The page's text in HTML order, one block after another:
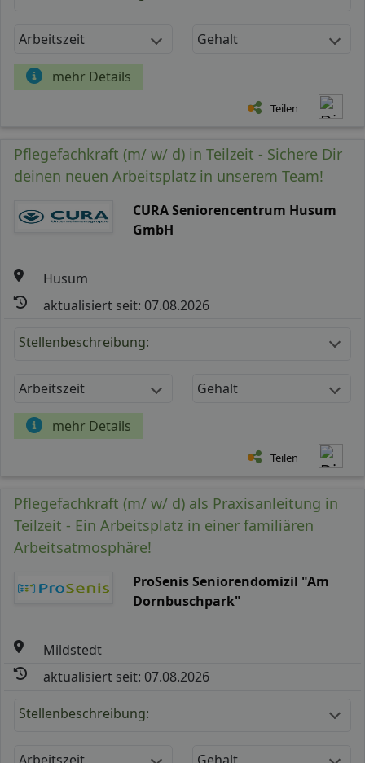
Arbeitszeit Gehalt
mehr Details
Teilen
Pflegefachkraft (m/ w/ d) in Teilzeit - Sichere Dir
deinen neuen Arbeitsplatz in unserem Team!
CURA Seniorencentrum Husum
GmbH
Husum
aktualisiert seit: 07.08.2026
Stellenbeschreibung:
Arbeitszeit Gehalt
mehr Details
Teilen
Pflegefachkraft (m/ w/ d) als Praxisanleitung in
Teilzeit - Ein Arbeitsplatz in einer familiären
Arbeitsatmosphäre!
ProSenis Seniorendomizil "Am
Dornbuschpark"
Mildstedt
aktualisiert seit: 07.08.2026
Stellenbeschreibung: